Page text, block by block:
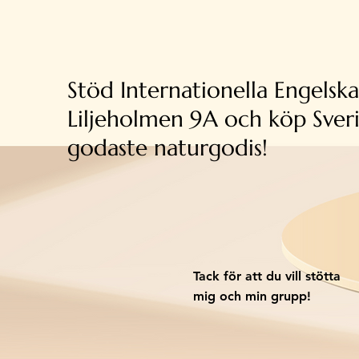
Stöd Internationella
Liljeholmen 9A och köp
godaste naturgodis!
Tack för att du vill stötta
mig och min grupp!